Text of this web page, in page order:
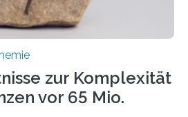
zur Komplexität
vor 65 Mio.